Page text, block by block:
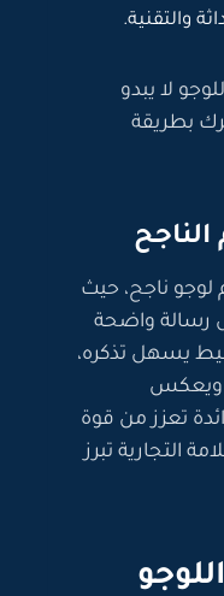
والتقنية.
لا يبدو
بطريقة
ناجح، حيث
رسالة واضحة
يسهل تذكره،
ويعكس
تعزز من قوة
التجارية تبرز